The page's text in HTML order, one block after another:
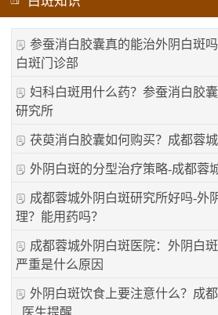
参蚕消白胶囊真的能治外阴白斑
白斑门诊部
妇科白斑用什么药？参蚕消白胶
研究所
茯萸消白胶囊如何购买？成都蓉
外阴白斑的分型治疗策略-成都蓉
成都蓉城外阴白斑研究所好吗-外
理？能用药吗？
成都蓉城外阴白斑医院：外阴白
严重是什么原因
外阴白斑饮食上要注意什么？成
_医生提醒